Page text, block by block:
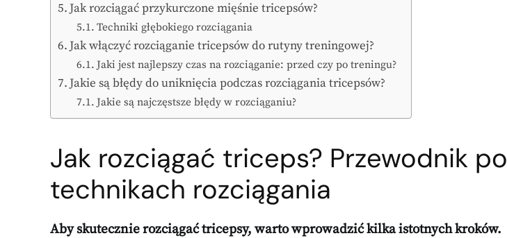
Jak rozciągać przykurczone mięśnie tricepsów?
Techniki głębokiego rozciągania
Jak włączyć rozciąganie tricepsów do rutyny treningowej?
Jaki jest najlepszy czas na rozciąganie: przed czy po treningu?
Jakie są błędy do uniknięcia podczas rozciągania tricepsów?
Jakie są najczęstsze błędy w rozciąganiu?
Jak rozciągać triceps? Przewodnik po
technikach rozciągania
Aby skutecznie rozciągać tricepsy, warto wprowadzić kilka istotnych kroków.